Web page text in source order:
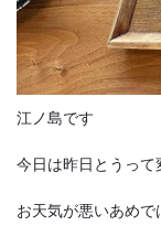
江ノ島です
今日は昨日とうって
お天気が悪いあめで